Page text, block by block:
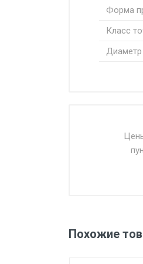
Форма
Класс
Диаметр
Похожие